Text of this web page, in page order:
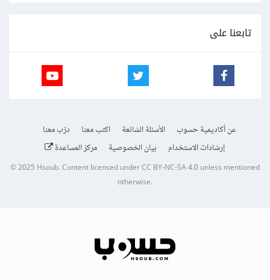
تابعنا على
عن أكاديمية حسوب الأسئلة الشائعة اكتب معنا
درّب معنا
إرشادات الاستخدام
بيان الخصوصية مركز المساعدة
© 2025Hsoub.Content licensed underCC BY-NC-SA 4.0unless mentioned
otherwise.